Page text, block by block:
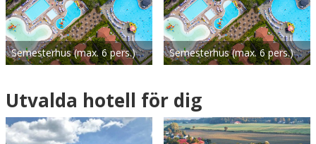
Semesterhus (max. 6 pers.) Semesterhus (max. 6 pers.)
Utvalda hotell för dig